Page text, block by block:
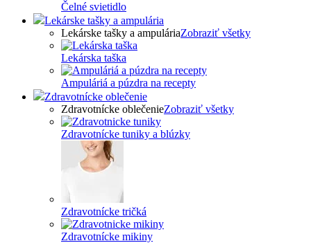
Čelné svietidlo
Lekárske tašky a ampulária
Lekárske tašky a ampuláriaZobraziť všetky
Lekárska taška
Ampuláriá a púzdra na recepty
Zdravotnícke oblečenie
Zdravotnícke oblečenieZobraziť všetky
Zdravotnícke tuniky a blúzky
Zdravotnícke tričká
Zdravotnícke mikiny